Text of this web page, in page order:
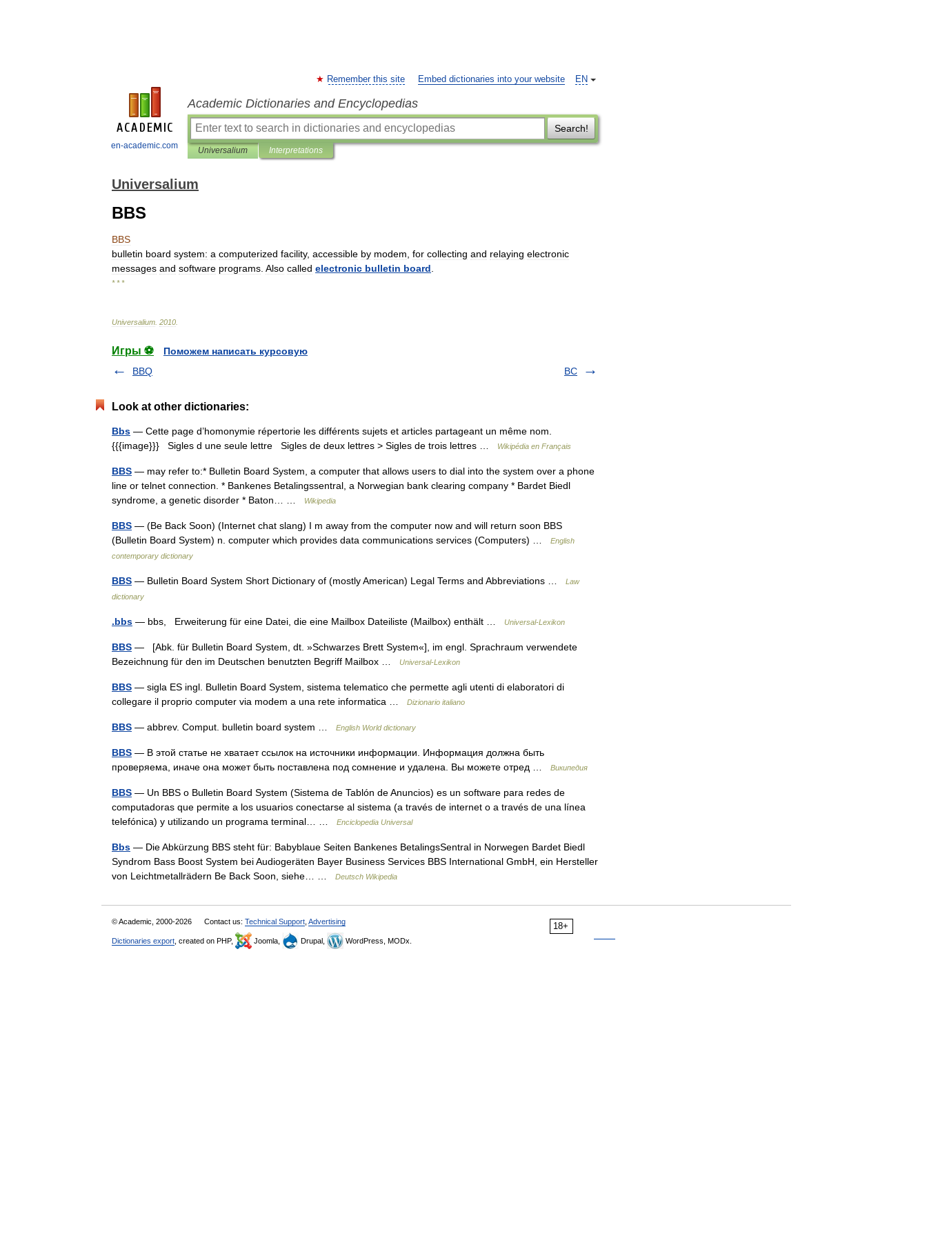
en-academic.com
EN
Remember this site Embed dictionaries into your website
Academic Dictionaries and Encyclopedias
Search!
Universalium Interpretations
Universalium
BBS
BBS
bulletin board system: a computerized facility, accessible by modem for collecting and relaying electronic
messages and software programs Also called electronic bulletin board
* * *
Universalium 2010
Игры ⚽
Поможем написать курсовую
BBQ
BC
Look at other dictionaries:
Bbs — Cette page d’homonymie répertorie les différents sujets et articles partageant un même nom.
{{{image}}} Sigles d une seule lettre Sigles de deux lettres > Sigles de trois lettres …
Wikipédia en Français
BBS — may refer to:* Bulletin Board System, a computer that allows users to dial into the system over a phone
line or telnet connection. * Bankenes Betalingssentral, a Norwegian bank clearing company * Bardet Biedl
syndrome, a genetic disorder * Baton… …
Wikipedia
BBS — (Be Back Soon) (Internet chat slang) I m away from the computer now and will return soon BBS
(Bulletin Board System) n. computer which provides data communications services (Computers) …
English
contemporary dictionary
BBS — Bulletin Board System Short Dictionary of (mostly American) Legal Terms and Abbreviations …
Law
dictionary
.bbs — bbs, Erweiterung für eine Datei, die eine Mailbox Dateiliste (Mailbox) enthält … Universal-Lexikon
BBS — [Abk. für Bulletin Board System, dt. »Schwarzes Brett System«], im engl. Sprachraum verwendete
Bezeichnung für den im Deutschen benutzten Begriff Mailbox …
Universal-Lexikon
BBS — sigla ES ingl. Bulletin Board System, sistema telematico che permette agli utenti di elaboratori di
collegare il proprio computer via modem a una rete informatica …
Dizionario italiano
BBS — abbrev. Comput. bulletin board system … English World dictionary
BBS — В этой статье не хватает ссылок на источники информации. Информация должна быть
проверяема, иначе она может быть поставлена под сомнение и удалена. Вы можете отред …
Википедия
BBS — Un BBS o Bulletin Board System (Sistema de Tablón de Anuncios) es un software para redes de
computadoras que permite a los usuarios conectarse al sistema (a través de internet o a través de una línea
telefónica) y utilizando un programa terminal… …
Enciclopedia Universal
Bbs — Die Abkürzung BBS steht für: Babyblaue Seiten Bankenes BetalingsSentral in Norwegen Bardet Biedl
Syndrom Bass Boost System bei Audiogeräten Bayer Business Services BBS International GmbH, ein Hersteller
von Leichtmetallrädern Be Back Soon, siehe… …
Deutsch Wikipedia
18+
© Academic, 2000-2026 Contact us: Technical Support Advertising
Dictionaries export , created on PHP, Joomla, Drupal, WordPress, MODx.